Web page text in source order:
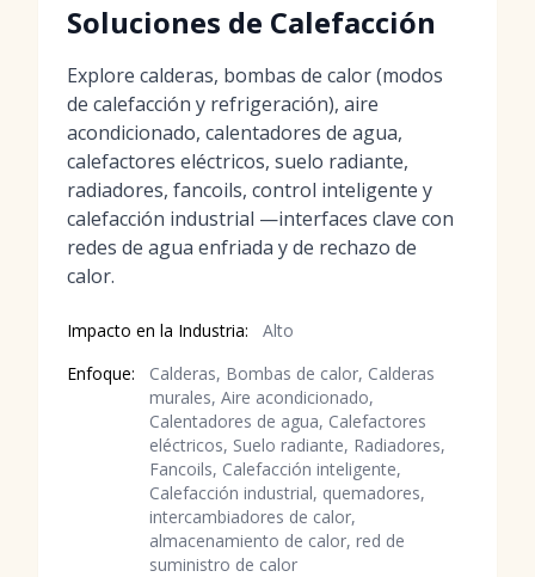
Soluciones de Calefacción
Explore calderas, bombas de calor (modos
de calefacción y refrigeración), aire
acondicionado, calentadores de agua,
calefactores eléctricos, suelo radiante,
radiadores, fancoils, control inteligente y
calefacción industrial —interfaces clave con
redes de agua enfriada y de rechazo de
calor.
Impacto en la Industria:
Alto
Enfoque:
Calderas, Bombas de calor, Calderas
murales, Aire acondicionado,
Calentadores de agua, Calefactores
eléctricos, Suelo radiante, Radiadores,
Fancoils, Calefacción inteligente,
Calefacción industrial, quemadores,
intercambiadores de calor,
almacenamiento de calor, red de
suministro de calor